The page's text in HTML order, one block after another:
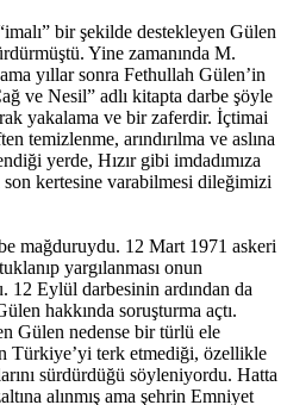
bir şekilde destekleyen Gülen
Yine zamanında M.
yıllar sonra Fethullah Gülen’in
ve Nesil” adlı kitapta darbe şöyle
yakalama ve bir zaferdir. İçtimai
temizlenme, arındırılma ve aslına
yerde, Hızır gibi imdadımıza
kertesine varabilmesi dileğimizi
mağduruydu. 12 Mart 1971 askeri
yargılanması onun
12 Eylül darbesinin ardından da
hakkında soruşturma açtı.
Gülen nedense bir türlü ele
Türkiye’yi terk etmediği, özellikle
sürdürdüğü söyleniyordu. Hatta
alınmış ama şehrin Emniyet